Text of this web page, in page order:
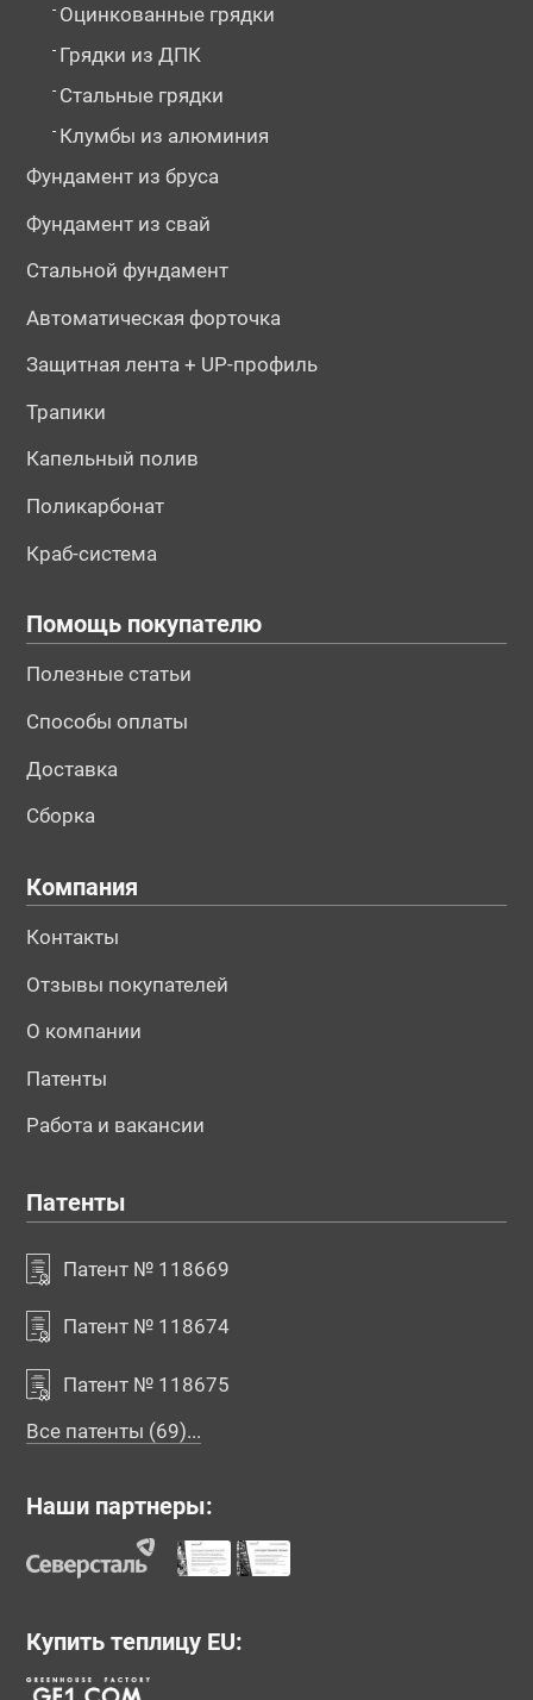
- Оцинкованные грядки
- Грядки из ДПК
- Стальные грядки
- Клумбы из алюминия
Фундамент из бруса
Фундамент из свай
Стальной фундамент
Автоматическая форточка
Защитная лента + UP-профиль
Трапики
Капельный полив
Поликарбонат
Краб-система
Помощь покупателю
Полезные статьи
Способы оплаты
Доставка
Сборка
Компания
Контакты
Отзывы покупателей
О компании
Патенты
Работа и вакансии
Патенты
Патент № 118669
Патент № 118674
Патент № 118675
Все патенты (69)...
Наши партнеры:
Купить теплицу EU: